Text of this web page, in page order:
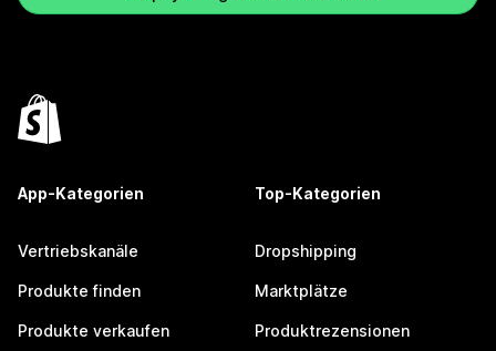
App-Kategorien
Vertriebskanäle
Produkte finden
Produkte verkaufen
Top-Kategorien
Dropshipping
Marktplätze
Produktrezensionen